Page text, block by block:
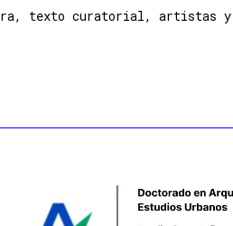
texto curatorial, artistas y